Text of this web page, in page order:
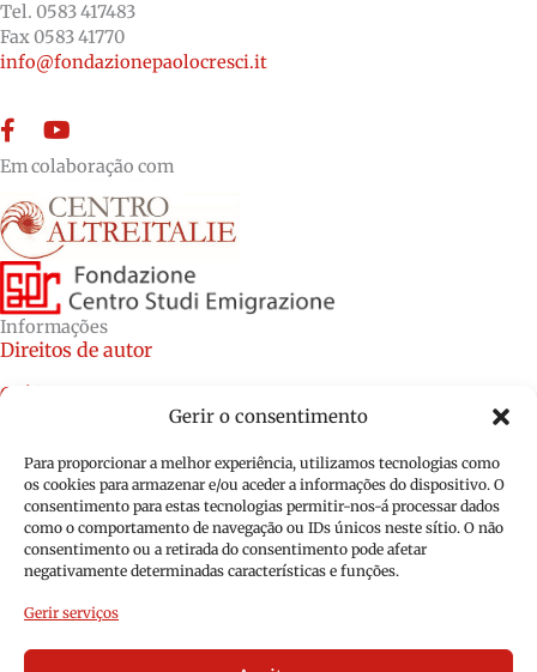
Gerir o consentimento
Para proporcionar a melhor experiência, utilizamos tecnologias como
os cookies para armazenar e/ou aceder a informações do dispositivo. O
consentimento para estas tecnologias permitir-nos-á processar dados
como o comportamento de navegação ou IDs únicos neste sítio. O não
consentimento ou a retirada do consentimento pode afetar
negativamente determinadas características e funções.
Gerir serviços
Tel. 0583 417483
Fax 0583 41770
info@fondazionepaolocresci.it
FacebookYouTube
Em colaboração com
Informações
Direitos de autor
Créditos
Política de privacidade (UE)